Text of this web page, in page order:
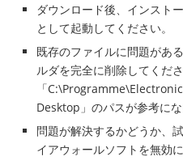
ダウンロード後、インスト
として起動してください。
既存のファイルに問題があ
ルダを完全に削除してくだ
「
Desktop」のパスが参考にな
問題が解決するかどうか、
イアウォールソフトを無効